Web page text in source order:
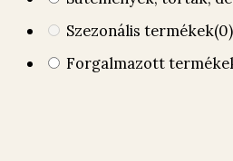
Szezonális termékek(0)
Forgalmazott